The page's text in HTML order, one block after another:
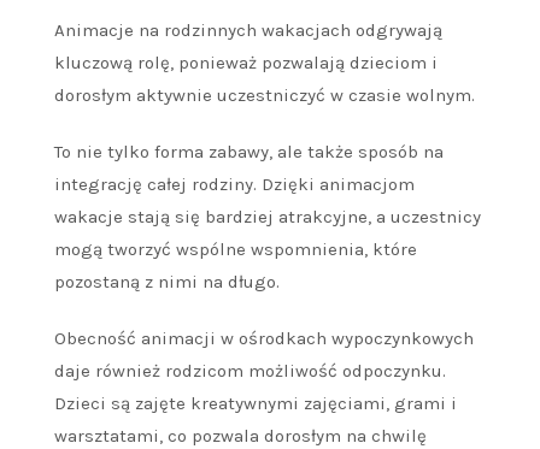
Animacje na rodzinnych wakacjach odgrywają
kluczową rolę, ponieważ pozwalają dzieciom i
dorosłym aktywnie uczestniczyć w czasie wolnym.
To nie tylko forma zabawy, ale także sposób na
integrację całej rodziny. Dzięki animacjom
wakacje stają się bardziej atrakcyjne, a uczestnicy
mogą tworzyć wspólne wspomnienia, które
pozostaną z nimi na długo.
Obecność animacji w ośrodkach wypoczynkowych
daje również rodzicom możliwość odpoczynku.
Dzieci są zajęte kreatywnymi zajęciami, grami i
warsztatami, co pozwala dorosłym na chwilę